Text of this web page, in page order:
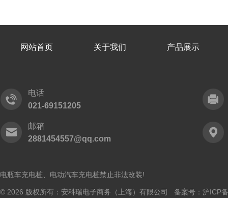
网站首页 关于我们 产品展示
电话
021-69151205
邮箱
2881454557@qq.com
电瓶车充电桩、电动汽车充电桩禁止非法改装!
© 2026 版权所有：安科瑞电子商务（上海）有限公司 备案号： 沪ICP